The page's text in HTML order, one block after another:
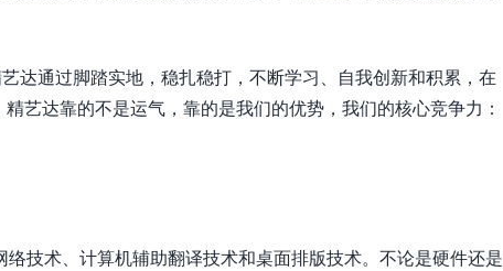
达通过脚踏实地，稳扎稳打，不断学习、自我创新和积累，在
艺达靠的不是运气，靠的是我们的优势，我们的核心竞争力：
技术、计算机辅助翻译技术和桌面排版技术。不论是硬件还是